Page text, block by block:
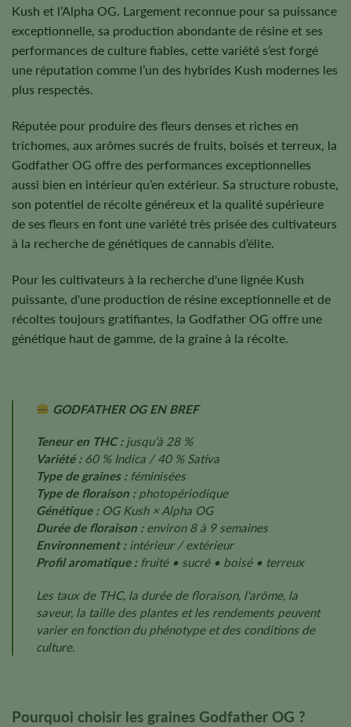
Kush et l’Alpha OG. Largement reconnue pour sa puissance
exceptionnelle, sa production abondante de résine et ses
performances de culture fiables, cette variété s’est forgé
une réputation comme l’un des hybrides Kush modernes les
plus respectés.
Réputée pour produire des fleurs denses et riches en
trichomes, aux arômes sucrés de fruits, boisés et terreux, la
Godfather OG offre des performances exceptionnelles
aussi bien en intérieur qu’en extérieur. Sa structure robuste,
son potentiel de récolte généreux et la qualité supérieure
de ses fleurs en font une variété très prisée des cultivateurs
à la recherche de génétiques de cannabis d’élite.
Pour les cultivateurs à la recherche d'une lignée Kush
puissante, d'une production de résine exceptionnelle et de
récoltes toujours gratifiantes, la Godfather OG offre une
génétique haut de gamme, de la graine à la récolte.
GODFATHER OG EN BREF
Teneur en THC :jusqu’à 28 %
Variété :60 % Indica / 40 % Sativa
Type de graines :féminisées
Type de floraison :photopériodique
Génétique :OG Kush × Alpha OG
Durée de floraison :environ 8 à 9 semaines
Environnement :intérieur / extérieur
Profil aromatique :fruité • sucré • boisé • terreux
Les taux de THC, la durée de floraison, l'arôme, la
saveur, la taille des plantes et les rendements peuvent
varier en fonction du phénotype et des conditions de
culture.
Pourquoi choisir les graines Godfather OG ?